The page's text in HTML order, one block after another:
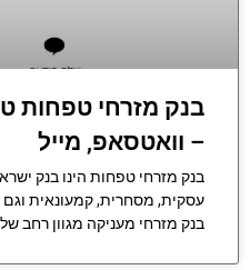
בנק מזרחי טפחות
– וואטסאפ, מייל
בנק מזרחי טפחות הינו בנק
עסקית, מסחרית, קמעונאית
בנק מזרחי מעניקה מגוון רחב